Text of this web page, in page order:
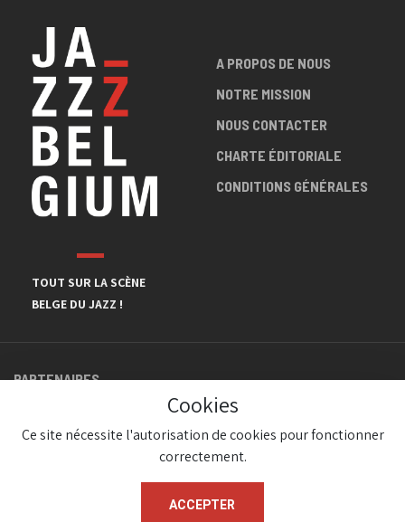
TOUT SUR LA SCÈNE
BELGE DU JAZZ !
A PROPOS DE NOUS
NOTRE MISSION
NOUS CONTACTER
CHARTE ÉDITORIALE
CONDITIONS GÉNÉRALES
PARTENAIRES
Cookies
Ce site nécessite l'autorisation de cookies pour fonctionner
correctement.
ACCEPTER